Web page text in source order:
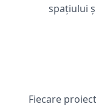
spațiului
Fiecare